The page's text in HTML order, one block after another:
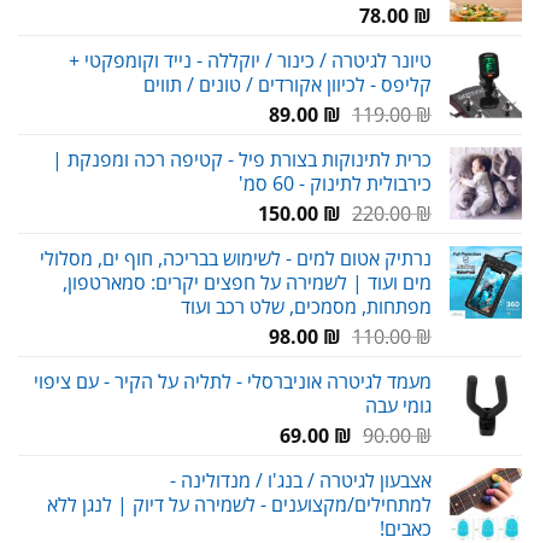
78.00 ₪
טיונר לגיטרה / כינור / יוקללה - נייד וקומפקטי +
קליפס - לכיוון אקורדים / טונים / תווים
119.00₪
המחיר
היה:
119.00 ₪.
89.00 ₪
המחיר
הוא:
89.00 ₪.
כרית לתינוקות בצורת פיל - קטיפה רכה ומפנקת |
כירבולית לתינוק - 60 סמ'
220.00₪
המחיר
היה:
220.00 ₪.
150.00 ₪
המחיר
הוא:
150.00 ₪.
נרתיק אטום למים - לשימוש בבריכה, חוף ים, מסלולי
מים ועוד | לשמירה על חפצים יקרים: סמארטפון,
מפתחות, מסמכים, שלט רכב ועוד
110.00₪
המחיר
היה:
98.00 ₪
המחיר
הוא:
מעמד לגיטרה אוניברסלי - לתליה על הקיר - עם ציפוי
גומי עבה
90.00₪
המחיר
היה:
90.00 ₪.
69.00 ₪
המחיר
הוא:
69.00 ₪.
אצבעון לגיטרה / בנג'ו / מנדולינה -
למתחילים/מקצוענים - לשמירה על דיוק | לנגן ללא
כאבים!